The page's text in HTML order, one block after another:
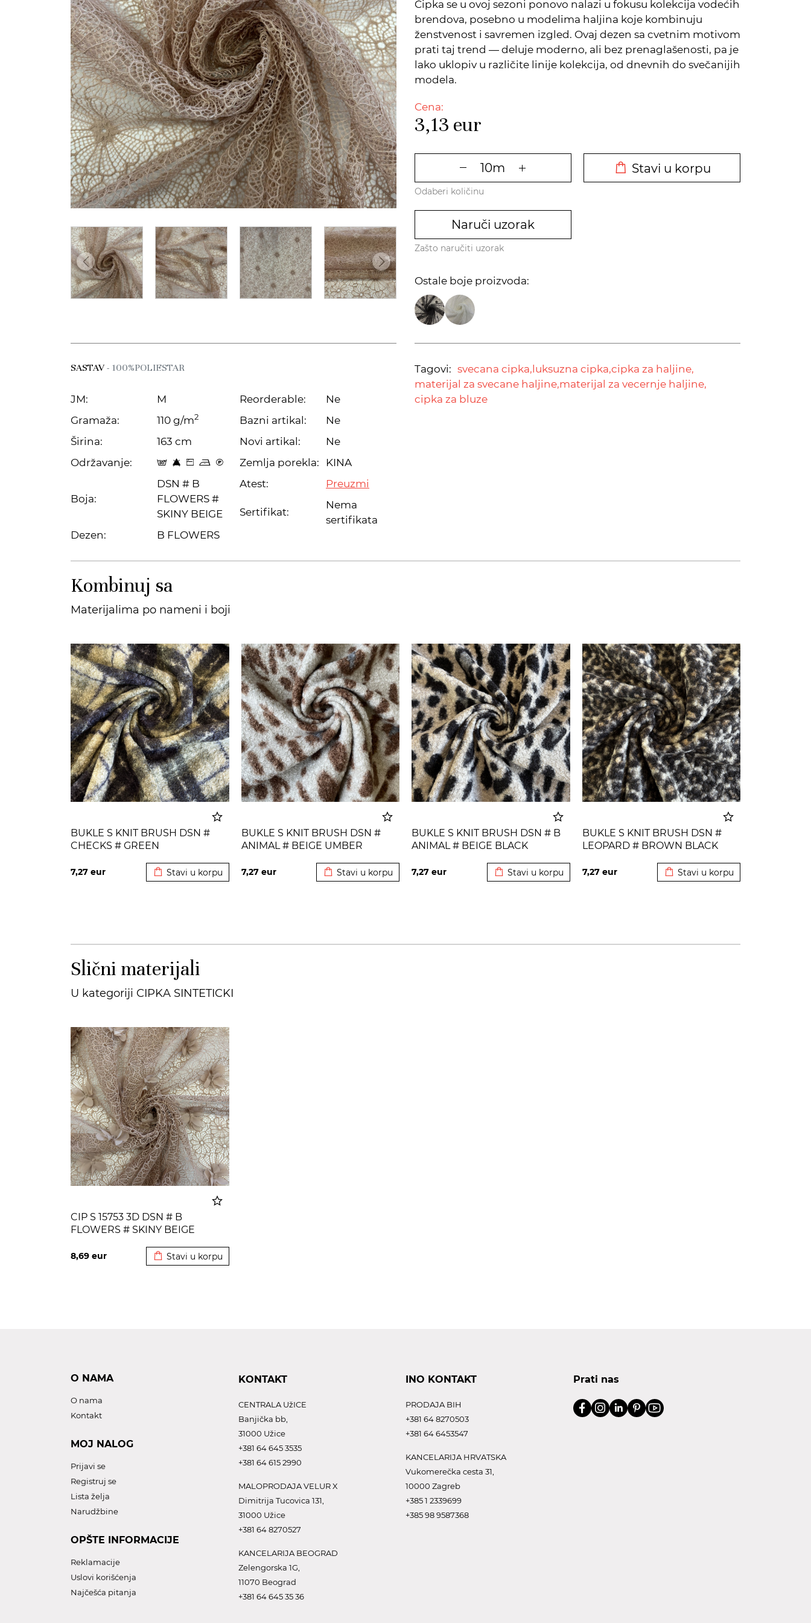
Čipka se u ovoj sezoni ponovo nalazi u fokusu kolekcija vodećih
brendova, posebno u modelima haljina koje kombinuju
ženstvenost i savremen izgled. Ovaj dezen sa cvetnim motivom
prati taj trend — deluje moderno, ali bez prenaglašenosti, pa je
lako uklopiv u različite linije kolekcija, od dnevnih do svečanijih
modela.
Cena:
3,13 eur
Stavi u korpu
Odaberi količinu
Naruči uzorak
Zašto naručiti uzorak
Ostale boje proizvoda:
SASTAV- 100%POLIESTAR
JM:
M
Gramaža:
110 g/m2
Širina:
163 cm
Održavanje:
s 8 Z o C
Boja:
DSN # B
FLOWERS #
SKINY BEIGE
Dezen:
B FLOWERS
Reorderable:
Ne
Bazni artikal:
Ne
Novi artikal:
Ne
Zemlja porekla:
KINA
Atest:
Preuzmi
Sertifikat:
Nema
sertifikata
Tagovi: svecana cipka,luksuzna cipka,cipka za haljine,
materijal za svecane haljine,materijal za vecernje haljine,
cipka za bluze
Kombinuj sa
Materijalima po nameni i boji
BUKLE S KNIT BRUSH DSN #
CHECKS # GREEN
7,27 eur Stavi u korpu
BUKLE S KNIT BRUSH DSN #
ANIMAL # BEIGE UMBER
7,27 eur Stavi u korpu
BUKLE S KNIT BRUSH DSN # B
ANIMAL # BEIGE BLACK
7,27 eur Stavi u korpu
BUKLE S KNIT BRUSH DSN #
LEOPARD # BROWN BLACK
7,27 eur Stavi u korpu
Slični materijali
U kategoriji CIPKA SINTETICKI
CIP S 15753 3D DSN # B
FLOWERS # SKINY BEIGE
8,69 eur Stavi u korpu
O NAMA
O nama
Kontakt
MOJ NALOG
Prijavi se
Registruj se
Lista želja
Narudžbine
OPŠTE INFORMACIJE
Reklamacije
Uslovi korišćenja
Najčešća pitanja
KONTAKT
CENTRALA UžICE
Banjička bb,
31000 Užice
+381 64 645 3535
+381 64 615 2990
MALOPRODAJA VELUR X
Dimitrija Tucovica 131,
31000 Užice
+381 64 8270527
KANCELARIJA BEOGRAD
Zelengorska 1G,
11070 Beograd
+381 64 645 35 36
INO KONTAKT
PRODAJA BIH
+381 64 8270503
+381 64 6453547
KANCELARIJA HRVATSKA
Vukomerečka cesta 31,
10000 Zagreb
+385 1 2339699
+385 98 9587368
Prati nas